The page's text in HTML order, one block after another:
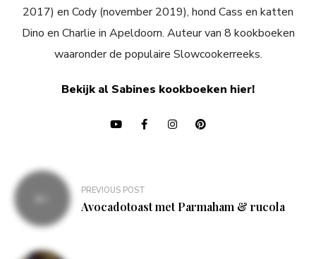
2017) en Cody (november 2019), hond Cass en katten
Dino en Charlie in Apeldoorn. Auteur van 8 kookboeken
waaronder de populaire Slowcookerreeks.
Bekijk al Sabines kookboeken hier!
Bericht
navigatie
PREVIOUS POST
Avocadotoast met Parmaham & rucola